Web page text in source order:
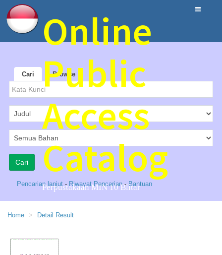
Online
Public
Access
Catalog
Perpustakaan MIN 10 Blitar
Cari Browse
Pencarian lanjut - Riwayat Pencarian- Bantuan
Home Detail Result